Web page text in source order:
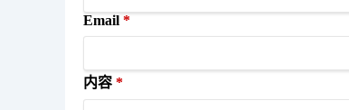
Email
内容